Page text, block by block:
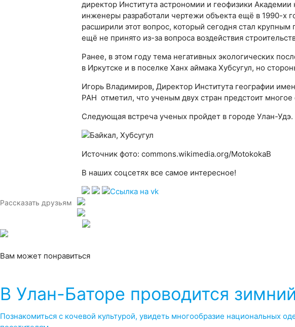
директор Института астрономии и геофизики
инженеры разработали чертежи объекта ещё в 1990-х
расширили этот вопрос, который сегодня стал
ещё не принято из-за вопроса воздействия
Ранее, в этом году тема негативных экологических
в Иркутске и в поселке Ханх аймака Хубсугул, но
Игорь Владимиров, Директор Института географии
РАН отметил, что ученым двух стран предстоит многое
Следующая встреча ученых пройдет в городе Улан-Удэ.
Источник фото: commons.wikimedia.org/MotokokaВ
В наших соцсетях все самое интересное!
Рассказать друзьям
Вам может понравиться
В Улан-Баторе проводится
Познакомиться с кочевой культурой, увидеть многообразие национальных